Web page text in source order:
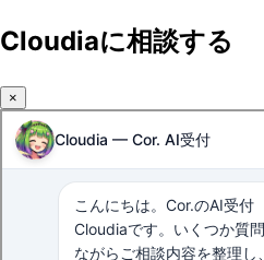
Cloudiaに相談する
×